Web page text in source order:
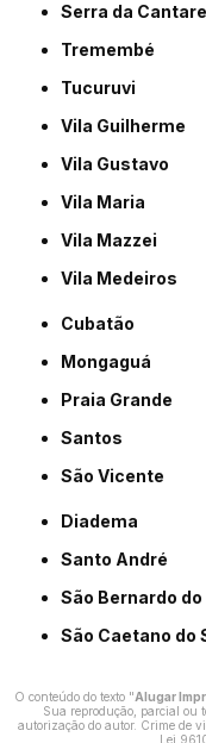
Serra da
Tremembé
Tucuruvi
Vila Guilherme
Vila Gustavo
Vila Maria
Vila Mazzei
Vila Medeiros
Cubatão
Mongaguá
Praia Grande
Santos
São Vicente
Diadema
Santo André
São Bernardo
São Caetano do
O conteúdo do texto "Alugar
Sua reprodução, parcial ou
autorização do autor. Crime de
Lei